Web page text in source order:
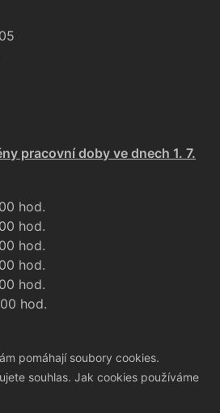
pracovní doby ve dnech 1. 7.
hod.
hod.
hod.
hod.
hod.
hod.
pomáhají soubory cookies.
souhlas. Jak cookies používáme